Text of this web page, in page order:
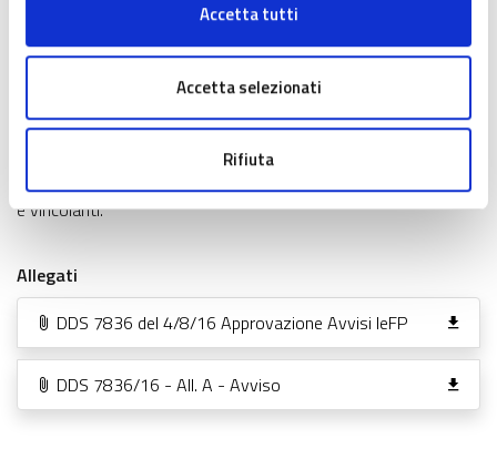
Accetta tutti
Accetta selezionati
Rifiuta
Procedura selezione
Informazioni e contatti
(*) La scheda informativa tipo dei bandi regionali non ha valore
legale. Si rinvia al testo dei bandi per tutti i contenuti completi
e vincolanti.
Allegati
DDS 7836 del 4/8/16 Approvazione Avvisi IeFP
DDS 7836/16 - All. A - Avviso